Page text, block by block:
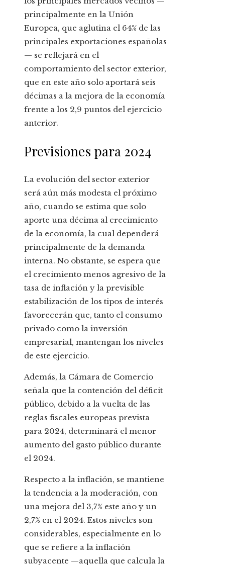
principalmente en la Unión
Europea, que aglutina el 64% de las
principales exportaciones españolas
— se reflejará en el
comportamiento del sector exterior,
que en este año solo aportará seis
décimas a la mejora de la economía
frente a los 2,9 puntos del ejercicio
anterior.
Previsiones para 2024
La evolución del sector exterior
será aún más modesta el próximo
año, cuando se estima que solo
aporte una décima al crecimiento
de la economía, la cual dependerá
principalmente de la demanda
interna. No obstante, se espera que
el crecimiento menos agresivo de la
tasa de inflación y la previsible
estabilización de los tipos de interés
favorecerán que, tanto el consumo
privado como la inversión
empresarial, mantengan los niveles
de este ejercicio.
Además, la Cámara de Comercio
señala que la contención del déficit
público, debido a la vuelta de las
reglas fiscales europeas prevista
para 2024, determinará el menor
aumento del gasto público durante
el 2024.
Respecto a la inflación, se mantiene
la tendencia a la moderación, con
una mejora del 3,7% este año y un
2,7% en el 2024. Estos niveles son
considerables, especialmente en lo
que se refiere a la inflación
subyacente —aquella que calcula la